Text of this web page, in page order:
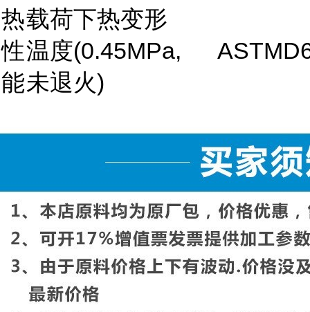
热
性
能
载荷下热变形
温度(0.45MPa,
未退火)